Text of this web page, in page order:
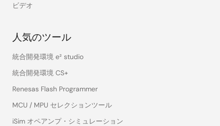
ビデオ
人気のツール
統合開発環境 e² studio
統合開発環境 CS+
Renesas Flash Programmer
MCU / MPU セレクションツール
iSim オペアンプ・シミュレーション